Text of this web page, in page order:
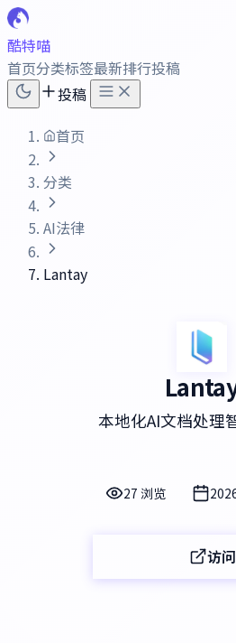
酷特喵
首页分类标签最新排行投稿
投稿
首页
分类
AI法律
Lantay
本地化AI文档处理
27 浏览
访